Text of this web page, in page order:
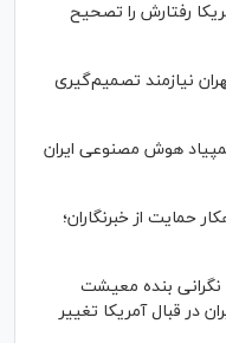
رفتارش را تصحیح
نیازمند تصمیم‌گیری
هوش مصنوعی ایران
حمایت از خبرنگاران؛
نگرانی بنده معیشت
در قبال آمریکا تغییر